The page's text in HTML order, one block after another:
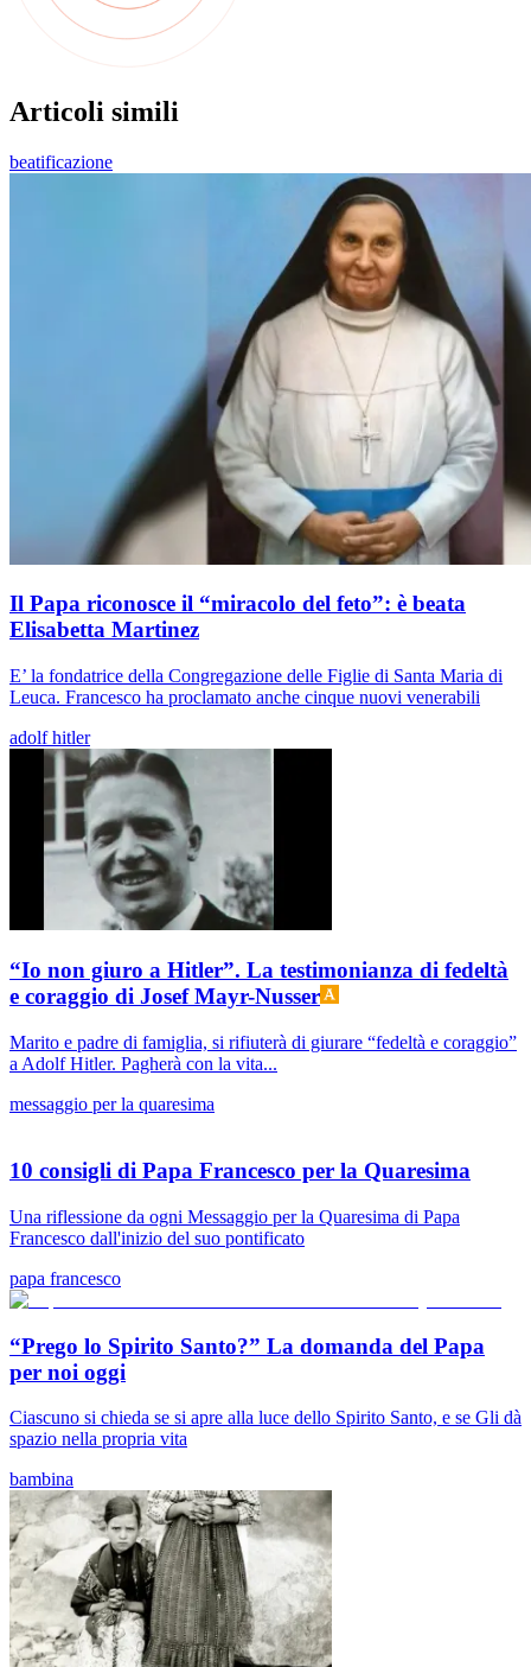
Articoli simili
beatificazione
Il Papa riconosce il “miracolo del feto”: è beata
Elisabetta Martinez
E’ la fondatrice della Congregazione delle Figlie di Santa Maria di
Leuca. Francesco ha proclamato anche cinque nuovi venerabili
adolf hitler
“Io non giuro a Hitler”. La testimonianza di fedeltà
e coraggio di Josef Mayr-Nusser
Marito e padre di famiglia, si rifiuterà di giurare “fedeltà e coraggio”
a Adolf Hitler. Pagherà con la vita...
messaggio per la quaresima
10 consigli di Papa Francesco per la Quaresima
Una riflessione da ogni Messaggio per la Quaresima di Papa
Francesco dall'inizio del suo pontificato
papa francesco
“Prego lo Spirito Santo?” La domanda del Papa
per noi oggi
Ciascuno si chieda se si apre alla luce dello Spirito Santo, e se Gli dà
spazio nella propria vita
bambina